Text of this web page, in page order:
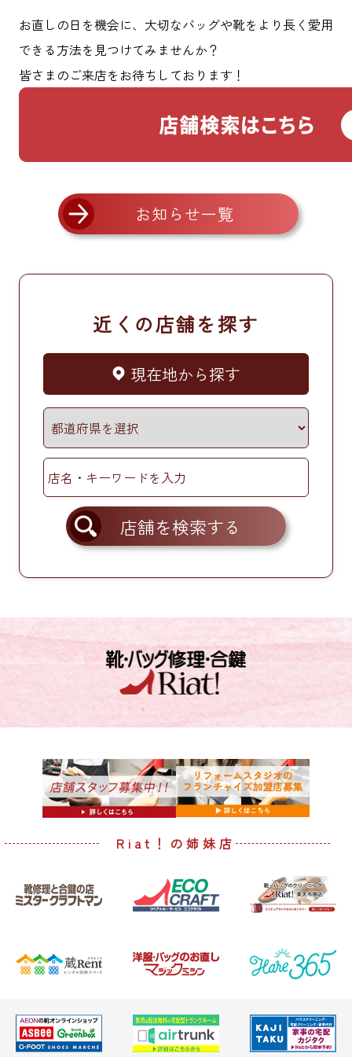
お直しの日を機会に、大切なバッグや靴をより長く愛用
できる方法を見つけてみませんか？
皆さまのご来店をお待ちしております！
お知らせ一覧
近くの店舗を探す
現在地から探す
店舗を検索する
Riat！の姉妹店